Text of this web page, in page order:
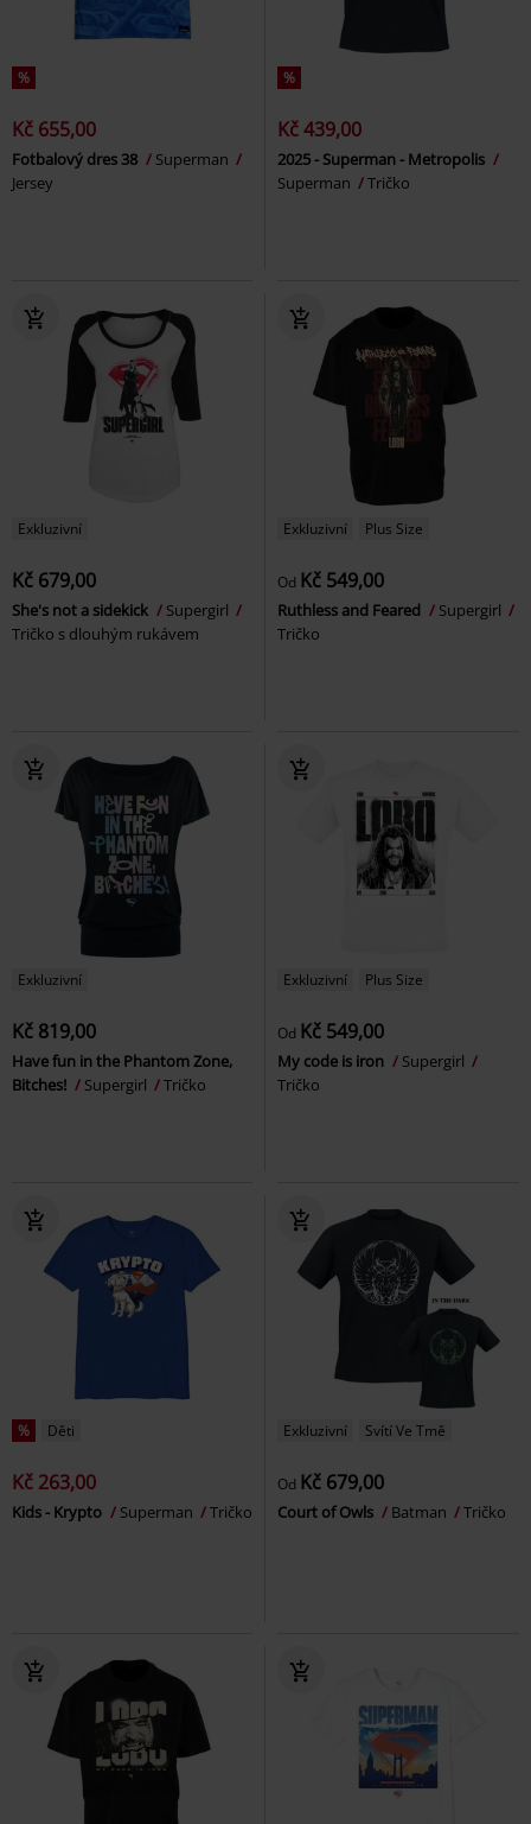
%
Kč 655,00
Fotbalový dres 38
Superman
Jersey
%
Kč 439,00
2025 - Superman - Metropolis
Superman
Tričko
Exkluzivní
Kč 679,00
She's not a sidekick
Supergirl
Tričko s dlouhým rukávem
Exkluzivní Plus Size
Od Kč 549,00
Ruthless and Feared
Supergirl
Tričko
Exkluzivní
Kč 819,00
Have fun in the Phantom Zone,
Bitches!
Supergirl Tričko
Exkluzivní Plus Size
Od Kč 549,00
My code is iron
Supergirl
Tričko
% Děti
Kč 263,00
Kids - Krypto Superman Tričko
Exkluzivní Svítí Ve Tmě
Od Kč 679,00
Court of Owls Batman Tričko